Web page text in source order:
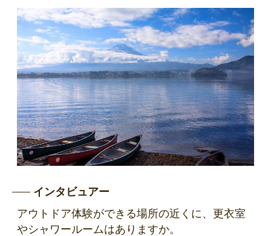
インタビュアー
アウトドア体験ができる場所の近くに、更衣室
やシャワールームはありますか。